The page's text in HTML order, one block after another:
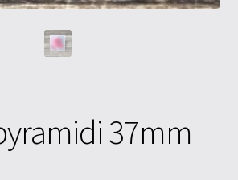
37mm